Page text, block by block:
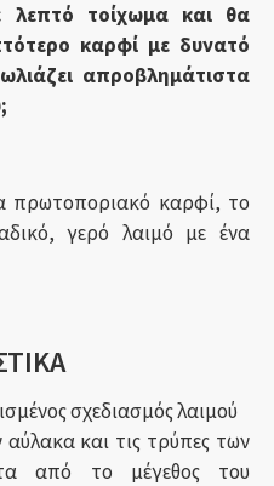
λεπτό τοίχωμα και θα
καρφί με δυνατό
απροβλημάτιστα
πρωτοποριακό καρφί, το
γερό λαιμό με ένα
σχεδιασμός λαιμού
και τις τρύπες των
από το μέγεθος του